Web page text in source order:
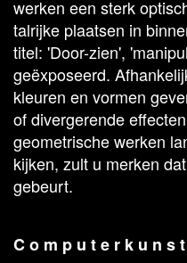
werken een sterk
talrijke plaatsen in
titel: 'Door-zien',
geëxposeerd.
kleuren en vormen
of divergerende
geometrische werken
kijken, zult u merken
gebeurt.
C o m p u t e r k u n s t